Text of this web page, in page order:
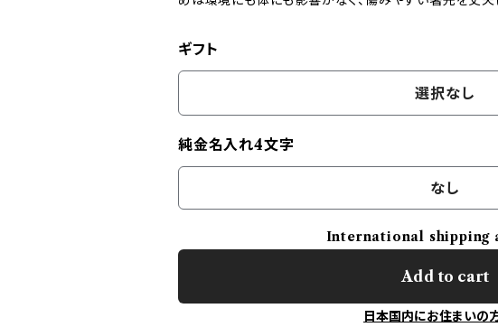
ギフト
選択なし
純金名入れ4文字
なし
International shipping
Add to cart
日本国内にお住まいの